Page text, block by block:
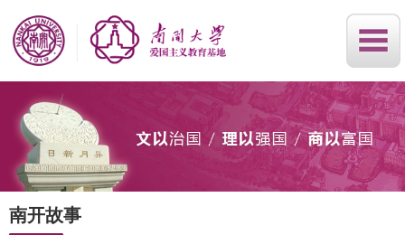
南开故事